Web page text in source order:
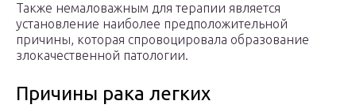
Также немаловажным для терапии является
установление наиболее предположительной
причины, которая спровоцировала образование
злокачественной патологии.
Причины рака легких